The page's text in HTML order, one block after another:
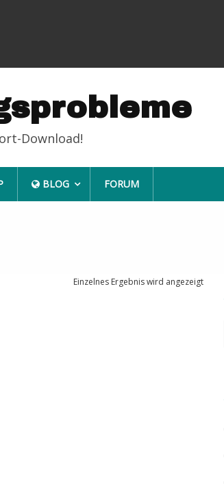
Download!
BLOG FORUM
Einzelnes Ergebnis wird angezeigt